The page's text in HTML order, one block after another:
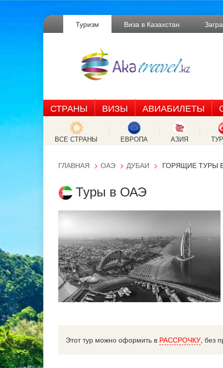
Туризм Виза в Казахстан
СТРАНЫ ВИЗЫ АВИАБИЛЕТЫ
ВСЕ СТРАНЫ ЕВРОПА АЗИЯ
ГЛАВНАЯ ОАЭ ДУБАИ ГОРЯЩИЕ ТУРЫ
Туры в ОАЭ
Этот тур можно оформить в РАССРОЧКУ, без